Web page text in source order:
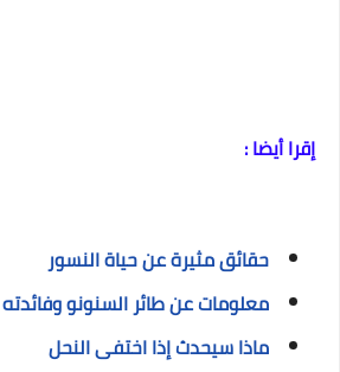
إقرا أيضا :
حقائق مثيرة عن حياة النسور
معلومات عن طائر السنونو وفائدته
ماذا سيحدث إذا اختفى النحل